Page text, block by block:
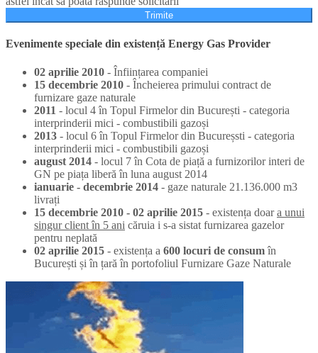
Trimite
Evenimente speciale din existență Energy Gas Provider
02 aprilie 2010 - Înființarea companiei
15 decembrie 2010 - Încheierea primului contract de
furnizare gaze naturale
2011 - locul 4 în Topul Firmelor din București - categoria
interprinderii mici - combustibili gazoși
2013 - locul 6 în Topul Firmelor din Bucureșsti - categoria
interprinderii mici - combustibili gazoși
august 2014 - locul 7 în Cota de piață a furnizorilor interi de
GN pe piața liberă în luna august 2014
ianuarie - decembrie 2014 - gaze naturale 21.136.000 m3
livrați
15 decembrie 2010 - 02 aprilie 2015 - existența doara unui
singur client în 5 ani căruia i s-a sistat furnizarea gazelor
pentru neplată
02 aprilie 2015 - existența a 600 locuri de consumîn
București și în țară în portofoliul Furnizare Gaze Naturale